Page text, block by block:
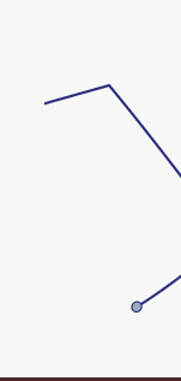
kanske mest känd
serier som handlar
slag och
relation till naturen.